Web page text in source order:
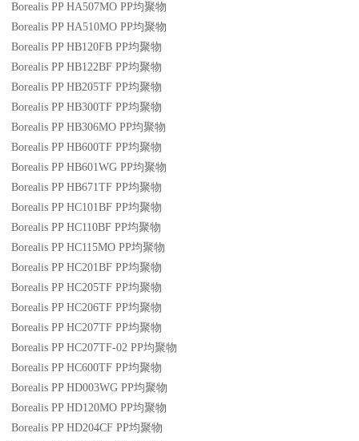
Borealis PP HA507MO PP均聚物
Borealis PP HA510MO PP均聚物
Borealis PP HB120FB PP均聚物
Borealis PP HB122BF PP均聚物
Borealis PP HB205TF PP均聚物
Borealis PP HB300TF PP均聚物
Borealis PP HB306MO PP均聚物
Borealis PP HB600TF PP均聚物
Borealis PP HB601WG PP均聚物
Borealis PP HB671TF PP均聚物
Borealis PP HC101BF PP均聚物
Borealis PP HC110BF PP均聚物
Borealis PP HC115MO PP均聚物
Borealis PP HC201BF PP均聚物
Borealis PP HC205TF PP均聚物
Borealis PP HC206TF PP均聚物
Borealis PP HC207TF PP均聚物
Borealis PP HC207TF-02 PP均聚物
Borealis PP HC600TF PP均聚物
Borealis PP HD003WG PP均聚物
Borealis PP HD120MO PP均聚物
Borealis PP HD204CF PP均聚物